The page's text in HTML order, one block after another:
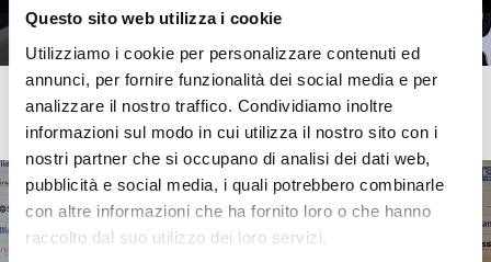
Questo sito web utilizza i cookie
Utilizziamo i cookie per personalizzare contenuti ed
annunci, per fornire funzionalità dei social media e per
analizzare il nostro traffico. Condividiamo inoltre
informazioni sul modo in cui utilizza il nostro sito con i
nostri partner che si occupano di analisi dei dati web,
pubblicità e social media, i quali potrebbero combinarle
con altre informazioni che ha fornito loro o che hanno
raccolto dal suo utilizzo dei loro servizi.
Sala&Cucina
Cameo Professional, Luigi and Manuel